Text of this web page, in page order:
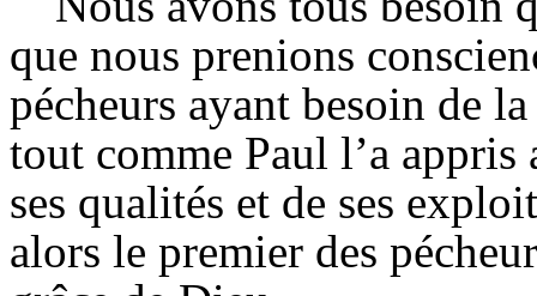
que nous prenions
pécheurs ayant besoin de
tout comme Paul l’a appris
ses qualités et de ses
alors le premier des